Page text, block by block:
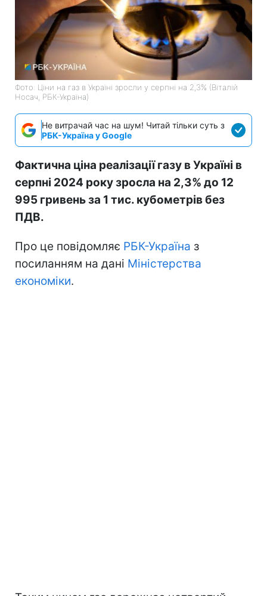
Фото: Ціни на газ в Україні зросли у серпні на 2,3% (Віталій
Носач, РБК-Україна)
Не витрачай час на шум! Читай тільки суть з
РБК-Україна у Google
Фактична ціна реалізації газу в Україні в
серпні 2024 року зросла на 2,3% до 12
995 гривень за 1 тис. кубометрів без
ПДВ.
Про це повідомляє РБК-Україна з
посиланням на дані Міністерства
економіки.